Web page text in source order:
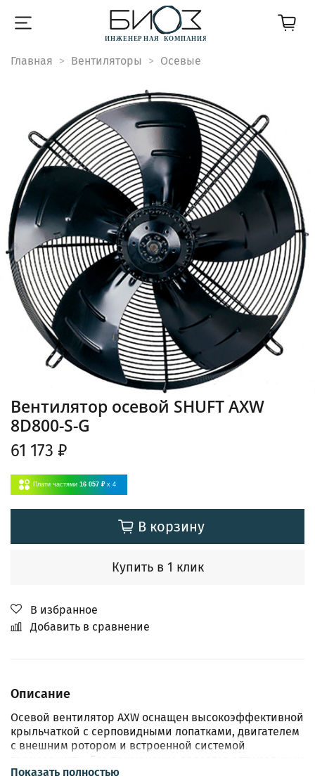
Главная Вентиляторы Осевые
Вентилятор осевой SHUFT AXW
8D800-S-G
61 173 ₽
Плати частями 16 057 ₽ x 4
В корзину
Купить в 1 клик
В избранное
Добавить в сравнение
Описание
Осевой вентилятор AXW оснащен высокоэффективной
крыльчаткой с серповидными лопатками, двигателем
с внешним ротором и встроенной системой
термозащиты. Его применение является оптимальным
решением в тех случаях, когда необходимо
Показать полностью